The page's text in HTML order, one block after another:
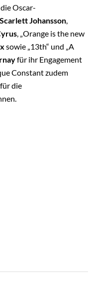
Oscar-
Scarlett Johansson
, „Orange is the new
sowie „13th“ und „A
für ihr Engagement
Constant zudem
die